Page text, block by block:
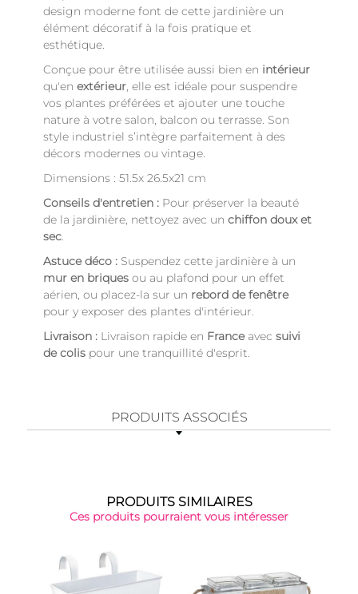
design moderne font de cette jardinière un
élément décoratif à la fois pratique et
esthétique.
Conçue pour être utilisée aussi bien en intérieur
qu'en extérieur , elle est idéale pour suspendre
vos plantes préférées et ajouter une touche
nature à votre salon, balcon ou terrasse. Son
style industriel s’intègre parfaitement à des
décors modernes ou vintage.
Dimensions : 51.5x 26.5x21 cm
Conseils d'entretien : Pour préserver la beauté
de la jardinière, nettoyez avec un chiffon doux et
sec
Astuce déco : Suspendez cette jardinière à un
mur en briques ou au plafond pour un effet
aérien, ou placez-la sur un rebord de fenêtre
pour y exposer des plantes d'intérieur.
Livraison : Livraison rapide en Franceavec suivi
de colis pour une tranquillité d'esprit.
PRODUITS ASSOCIÉS
PRODUITS SIMILAIRES
Ces produits pourraient vous intéresser